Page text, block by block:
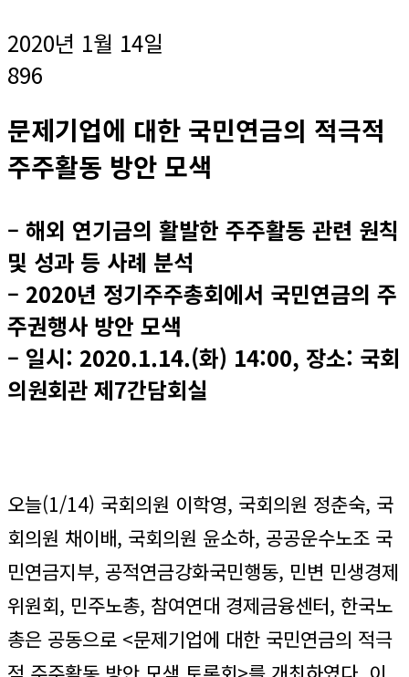
2020년 1월 14일
896
문제기업에 대한 국민연금의 적극적
주주활동 방안 모색
– 해외 연기금의 활발한 주주활동 관련 원칙
및 성과 등 사례 분석
– 2020년 정기주주총회에서 국민연금의 주
주권행사 방안 모색
– 일시: 2020.1.14.(화) 14:00, 장소: 국회
의원회관 제7간담회실
오늘(1/14) 국회의원 이학영, 국회의원 정춘숙, 국
회의원 채이배, 국회의원 윤소하, 공공운수노조 국
민연금지부, 공적연금강화국민행동, 민변 민생경제
위원회, 민주노총, 참여연대 경제금융센터, 한국노
총은 공동으로 <문제기업에 대한 국민연금의 적극